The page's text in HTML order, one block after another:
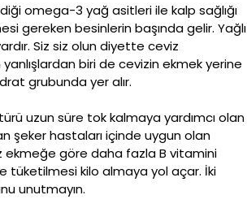
omega-3 yağ asitleri ile kalp sağlığı
gereken besinlerin başında gelir. Yağlı
Siz siz olun diyette ceviz
biri de cevizin ekmek yerine
grubunda yer alır.
uzun süre tok kalmaya yardımcı olan
şeker hastaları içinde uygun olan
ekmeğe göre daha fazla B vitamini
tüketilmesi kilo almaya yol açar. İki
unutmayın.